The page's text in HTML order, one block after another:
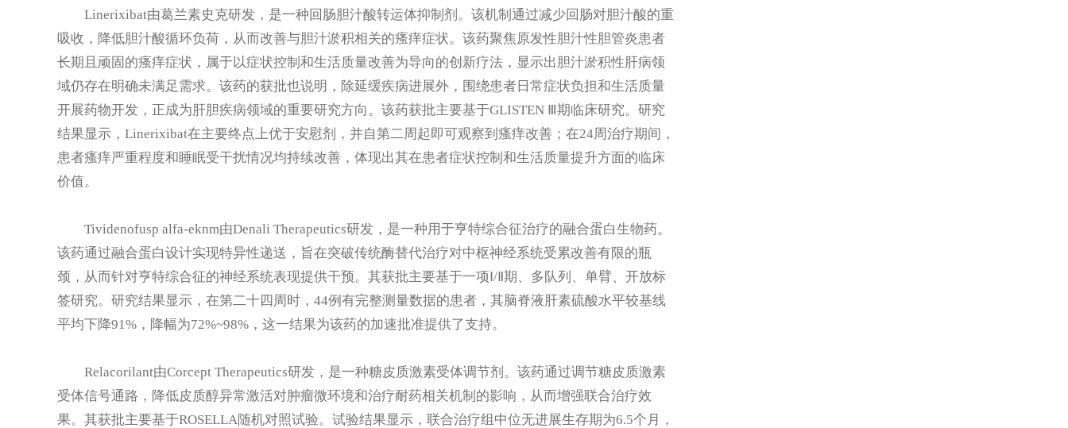
Linerixibat由葛兰素史克研发，是一种回肠胆汁酸转运体抑制剂。该机制通过减少回肠对胆汁酸的重
吸收，降低胆汁酸循环负荷，从而改善与胆汁淤积相关的瘙痒症状。该药聚焦原发性胆汁性胆管炎患者
长期且顽固的瘙痒症状，属于以症状控制和生活质量改善为导向的创新疗法，显示出胆汁淤积性肝病领
域仍存在明确未满足需求。该药的获批也说明，除延缓疾病进展外，围绕患者日常症状负担和生活质量
开展药物开发，正成为肝胆疾病领域的重要研究方向。该药获批主要基于GLISTEN Ⅲ期临床研究。研究
结果显示，Linerixibat在主要终点上优于安慰剂，并自第二周起即可观察到瘙痒改善；在24周治疗期间，
患者瘙痒严重程度和睡眠受干扰情况均持续改善，体现出其在患者症状控制和生活质量提升方面的临床
价值。
Tividenofusp alfa-eknm由Denali Therapeutics研发，是一种用于亨特综合征治疗的融合蛋白生物药。
该药通过融合蛋白设计实现特异性递送，旨在突破传统酶替代治疗对中枢神经系统受累改善有限的瓶
颈，从而针对亨特综合征的神经系统表现提供干预。其获批主要基于一项Ⅰ/Ⅱ期、多队列、单臂、开放标
签研究。研究结果显示，在第二十四周时，44例有完整测量数据的患者，其脑脊液肝素硫酸水平较基线
平均下降91%，降幅为72%~98%，这一结果为该药的加速批准提供了支持。
Relacorilant由Corcept Therapeutics研发，是一种糖皮质激素受体调节剂。该药通过调节糖皮质激素
受体信号通路，降低皮质醇异常激活对肿瘤微环境和治疗耐药相关机制的影响，从而增强联合治疗效
果。其获批主要基于ROSELLA随机对照试验。试验结果显示，联合治疗组中位无进展生存期为6.5个月，